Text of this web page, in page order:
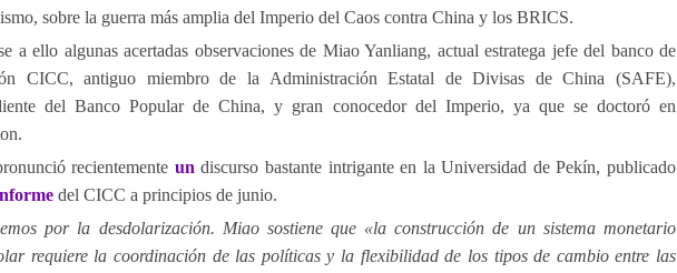
sobre la guerra más amplia del Imperio del Caos contra China y los BRICS.
a ello algunas acertadas observaciones de Miao Yanliang, actual estratega jefe del banco de
CICC, antiguo miembro de la Administración Estatal de Divisas de China (SAFE),
del Banco Popular de China, y gran conocedor del Imperio, ya que se doctoró en
recientemente un discurso bastante intrigante en la Universidad de Pekín, publicado
del CICC a principios de junio.
por la desdolarización. Miao sostiene que «la construcción de un sistema monetario
requiere la coordinación de las políticas y la flexibilidad de los tipos de cambio entre las